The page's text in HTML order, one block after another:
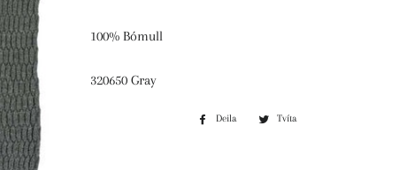
100% Bómull
320650 Gray
Deila
Deila
Tvíta